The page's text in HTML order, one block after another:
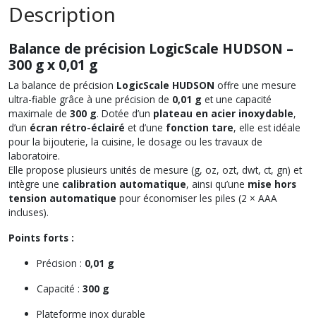
Description
Balance de précision LogicScale HUDSON –
300 g x 0,01 g
La balance de précision LogicScale HUDSON offre une mesure
ultra-fiable grâce à une précision de 0,01 g et une capacité
maximale de 300 g. Dotée d’un plateau en acier inoxydable,
d’un écran rétro-éclairé et d’une fonction tare, elle est idéale
pour la bijouterie, la cuisine, le dosage ou les travaux de
laboratoire.
Elle propose plusieurs unités de mesure (g, oz, ozt, dwt, ct, gn) et
intègre une calibration automatique, ainsi qu’une mise hors
tension automatique pour économiser les piles (2 × AAA
incluses).
Points forts :
Précision : 0,01 g
Capacité : 300 g
Plateforme inox durable